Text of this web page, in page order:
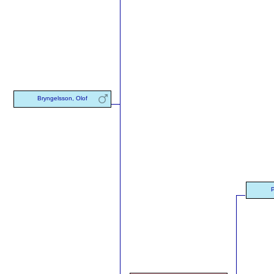
Bryngelsson, Olof